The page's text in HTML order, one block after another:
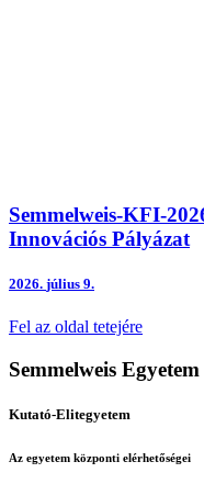
Semmelweis-KFI-
Innovációs Pályázat
2026. július 9.
Fel az oldal tetejére
Semmelweis Egyetem
Kutató-Elitegyetem
Az egyetem központi elérhetőségei